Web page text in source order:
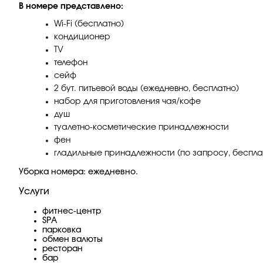
В номере представлено:
Wi-Fi (бесплатно)
кондиционер
TV
телефон
сейф
2 бут. питьевой воды (ежедневно, бесплатно)
набор для приготовления чая/кофе
душ
туалетно-косметические принадлежности
фен
гладильные принадлежности (по запросу,
Уборка номера: ежедневно.
Услуги
фитнес-центр
SPA
парковка
обмен валюты
ресторан
бар